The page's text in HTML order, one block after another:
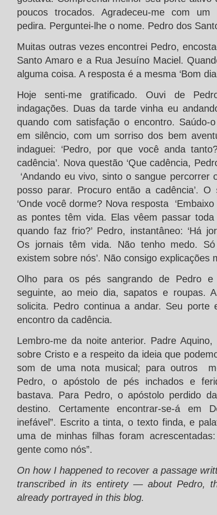
poucos trocados. Agradeceu-me com um
pedira. Perguntei-lhe o nome. Pedro dos
Muitas outras vezes encontrei Pedro,
Santo Amaro e a Rua Jesuíno Maciel.
alguma coisa. A resposta é a mesma ‘Bom
Hoje senti-me gratificado. Ouvi de
indagações. Duas da tarde vinha eu
quando com satisfação o encontro. Saúdo-
em silêncio, com um sorriso dos bem
indaguei: ‘Pedro, por que você anda
cadência’. Nova questão ‘Que cadência,
‘Andando eu vivo, sinto o sangue percorrer
posso parar. Procuro então a cadência’.
‘Onde você dorme? Nova resposta
as pontes têm vida. Elas vêem passar toda
quando faz frio?’ Pedro, instantâneo: ‘Há
Os jornais têm vida. Não tenho medo.
existem sobre nós’. Não consigo explicações
Olho para os pés sangrando de Pedro
seguinte, ao meio dia, sapatos e roupas.
solicita. Pedro continua a andar. Seu
encontro da cadência.
Lembro-me da noite anterior. Padre
sobre Cristo e a respeito da ideia que
som de uma nota musical; para outros
Pedro, o apóstolo de pés inchados e
bastava. Para Pedro, o apóstolo perdido
destino. Certamente encontrar-se-á em
inefável”. Escrito a tinta, o texto finda, e
uma de minhas filhas foram
gente como nós”.
On how I happened to recover a passage
transcribed in its entirety ― about Pedro,
already portrayed in this blog.